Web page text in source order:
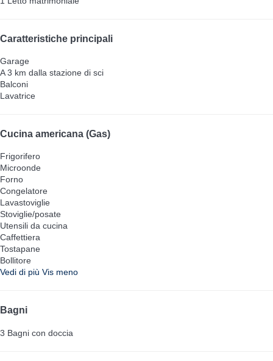
Caratteristiche principali
Garage
A 3 km dalla stazione di sci
Balconi
Lavatrice
Cucina americana (Gas)
Frigorifero
Microonde
Forno
Congelatore
Lavastoviglie
Stoviglie/posate
Utensili da cucina
Caffettiera
Tostapane
Bollitore
Vedi di più Vis meno
Bagni
3 Bagni con doccia